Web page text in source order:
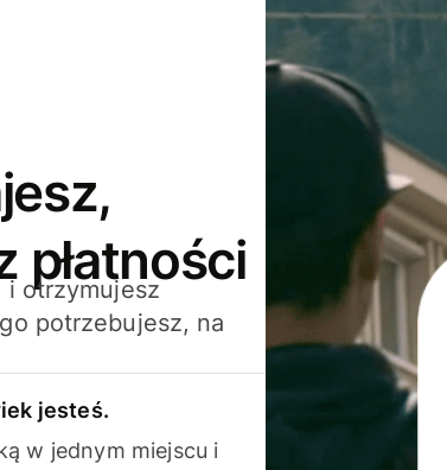
płatności
i otrzymujesz
potrzebujesz, na
jesteś.
w jednym miejscu i